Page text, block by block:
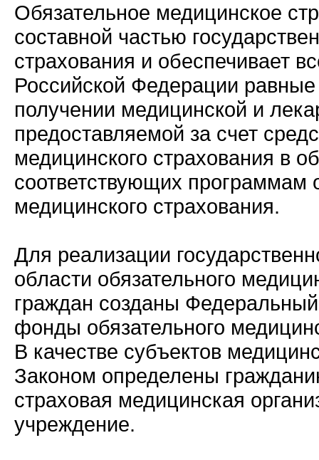
Обязательное медицинское
составной частью
страхования и обеспечивает
Российской Федерации
получении медицинской и
предоставляемой за счет
медицинского страхования в
соответствующих программам
медицинского страхования.
Для реализации
области обязательного
граждан созданы
фонды обязательного
В качестве субъектов
Законом определены
страховая медицинская
учреждение.